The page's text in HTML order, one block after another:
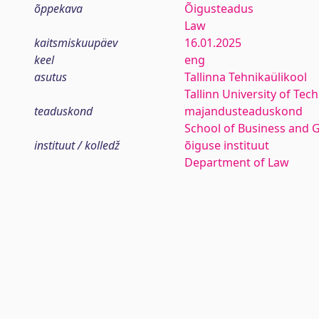
õppekava
Õigusteadus
Law
kaitsmiskuupäev
16.01.2025
keel
eng
asutus
Tallinna Tehnikaülikool
Tallinn University of
teaduskond
majandusteaduskond
School of Business and
instituut / kolledž
õiguse instituut
Department of Law